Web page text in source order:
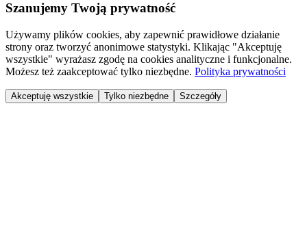
Szanujemy Twoją prywatność
Używamy plików cookies, aby zapewnić prawidłowe działanie
strony oraz tworzyć anonimowe statystyki. Klikając "Akceptuję
wszystkie" wyrażasz zgodę na cookies analityczne i funkcjonalne.
Możesz też zaakceptować tylko niezbędne. Polityka prywatności
Akceptuję wszystkie Tylko niezbędne Szczegóły